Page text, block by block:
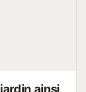
ainsi